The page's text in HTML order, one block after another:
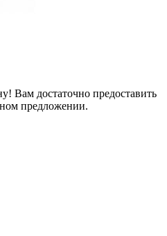
Вам достаточно предоставить
предложении.